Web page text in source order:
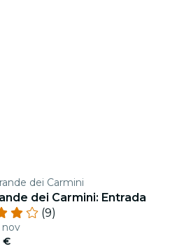
dei Carmini
dei Carmini: Entrada
(9)
nov
€